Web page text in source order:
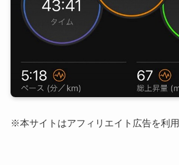
※本サイトはアフィリエイト広告を利用